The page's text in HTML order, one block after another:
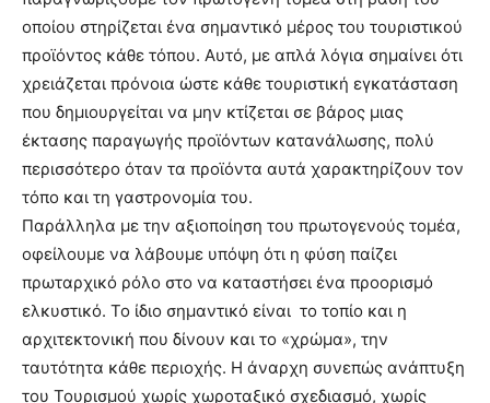
οποίου στηρίζεται ένα σημαντικό μέρος του τουριστικού
προϊόντος κάθε τόπου. Αυτό, με απλά λόγια σημαίνει ότι
χρειάζεται πρόνοια ώστε κάθε τουριστική εγκατάσταση
που δημιουργείται να μην κτίζεται σε βάρος μιας
έκτασης παραγωγής προϊόντων κατανάλωσης, πολύ
περισσότερο όταν τα προϊόντα αυτά χαρακτηρίζουν τον
τόπο και τη γαστρονομία του.
Παράλληλα με την αξιοποίηση του πρωτογενούς τομέα,
οφείλουμε να λάβουμε υπόψη ότι η φύση παίζει
πρωταρχικό ρόλο στο να καταστήσει ένα προορισμό
ελκυστικό. Το ίδιο σημαντικό είναι το τοπίο και η
αρχιτεκτονική που δίνουν και το «χρώμα», την
ταυτότητα κάθε περιοχής. Η άναρχη συνεπώς ανάπτυξη
του Τουρισμού χωρίς χωροταξικό σχεδιασμό, χωρίς